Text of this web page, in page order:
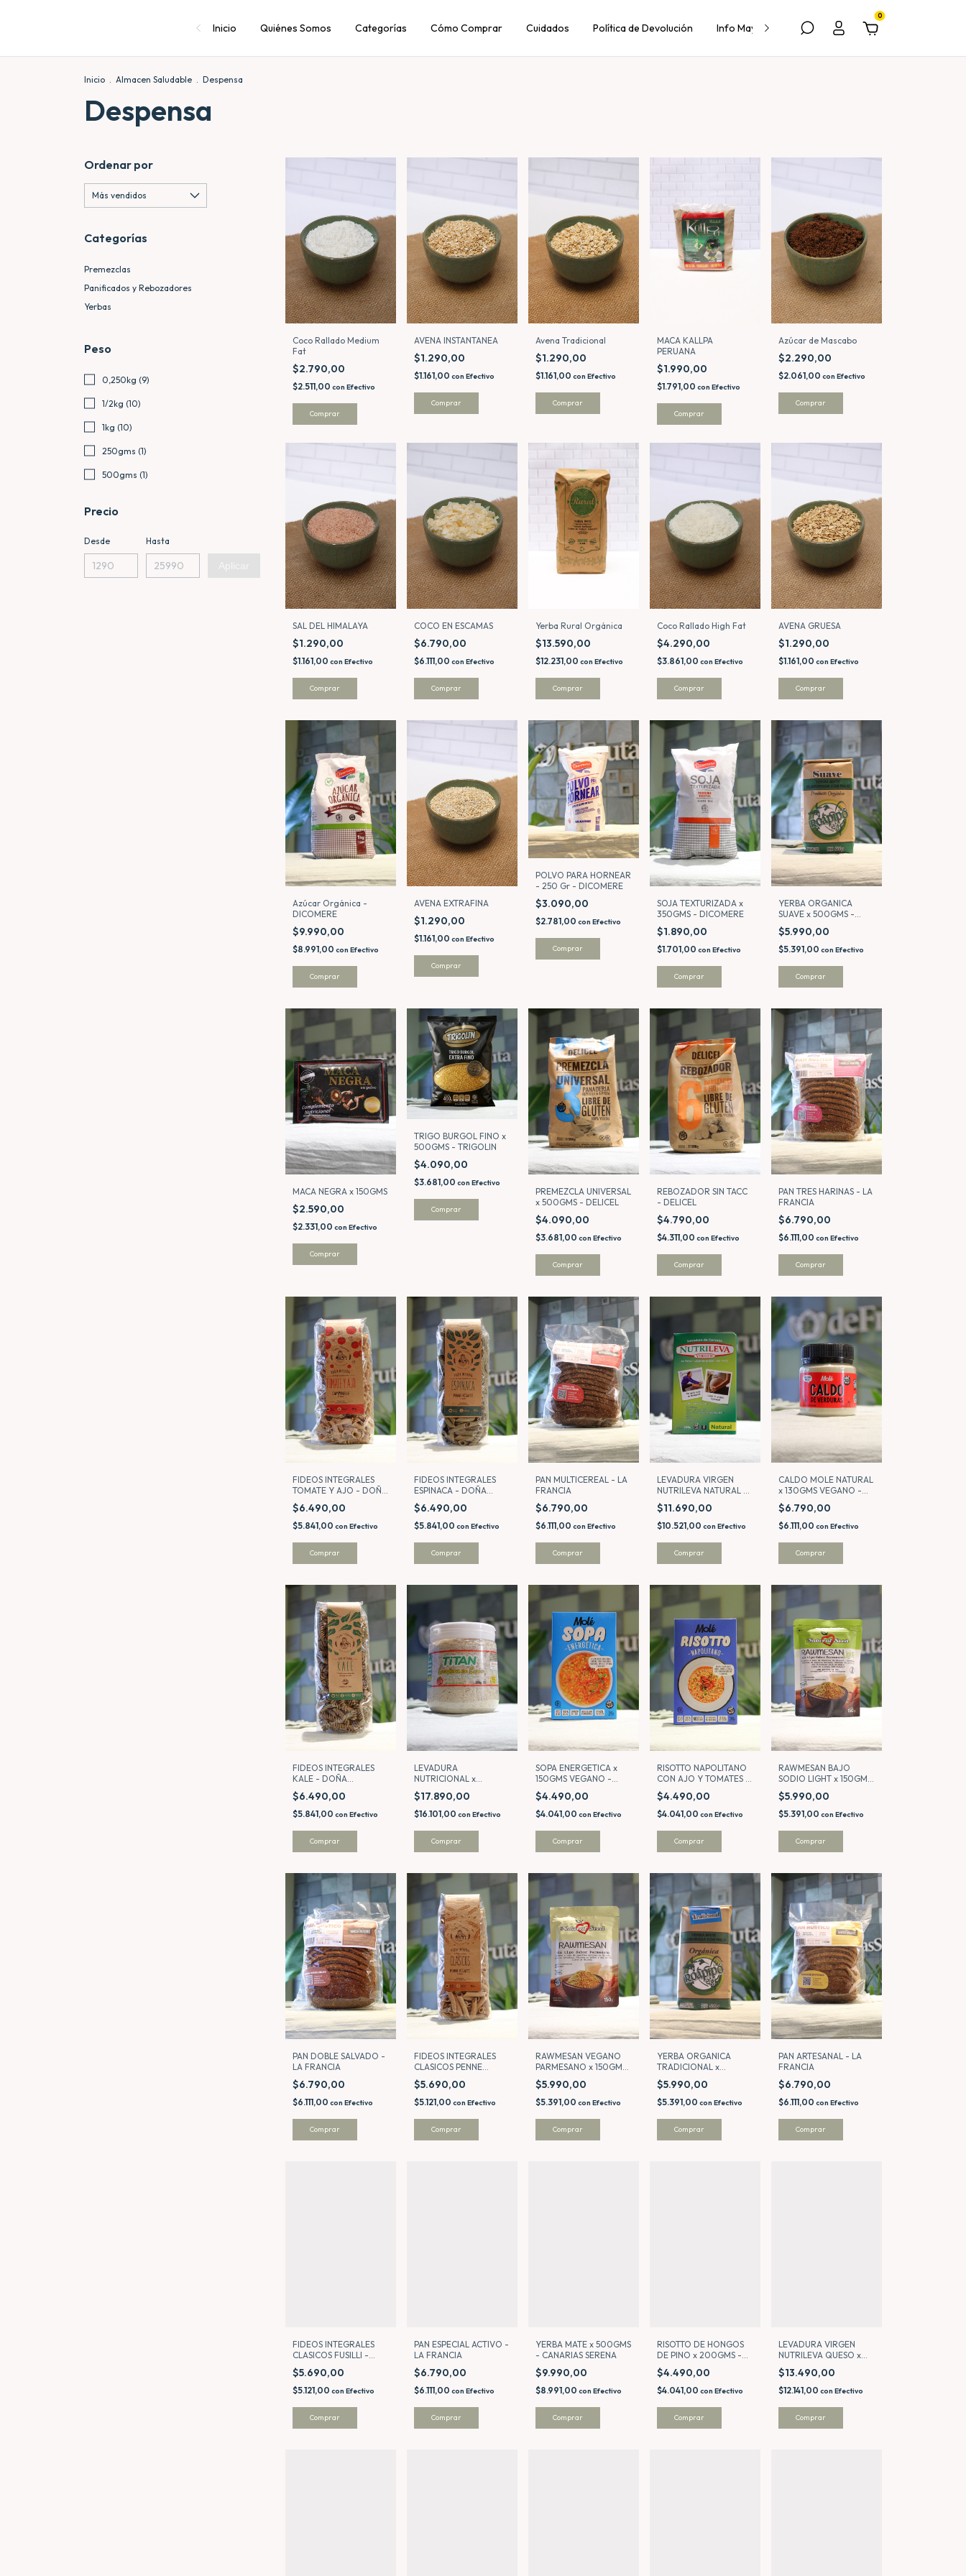
Inicio Quiénes Somos Categorías Cómo Comprar Cuidados Política de Devolución Info Mayorista Contacto
0
Inicio . Almacen Saludable . Despensa
Despensa
Ordenar por
Categorías
Premezclas
Panificados y Rebozadores
Yerbas
Peso
0,250kg (9)
1/2kg (10)
1kg (10)
250gms (1)
500gms (1)
Precio
Desde Hasta
Aplicar
Coco Rallado Medium
Fat
$2.790,00
$2.511,00 con Efectivo
Comprar
AVENA INSTANTANEA
$1.290,00
$1.161,00 con Efectivo
Comprar
Avena Tradicional
$1.290,00
$1.161,00 con Efectivo
Comprar
MACA KALLPA
PERUANA
$1.990,00
$1.791,00 con Efectivo
Comprar
Azúcar de Mascabo
$2.290,00
$2.061,00 con Efectivo
Comprar
SAL DEL HIMALAYA
$1.290,00
$1.161,00 con Efectivo
Comprar
COCO EN ESCAMAS
$6.790,00
$6.111,00 con Efectivo
Comprar
Yerba Rural Orgánica
$13.590,00
$12.231,00 con Efectivo
Coco Rallado High Fat
$4.290,00
$3.861,00 con Efectivo
Comprar
AVENA GRUESA
$1.290,00
$1.161,00 con Efectivo
Comprar
Azúcar Orgánica -
DICOMERE
$9.990,00
$8.991,00 con Efectivo
AVENA EXTRAFINA
$1.290,00
$1.161,00 con Efectivo
Comprar
POLVO PARA HORNEAR
- 250 Gr - DICOMERE
$3.090,00
$2.781,00 con Efectivo
SOJA TEXTURIZADA x
350GMS - DICOMERE
$1.890,00
$1.701,00 con Efectivo
YERBA ORGANICA
SUAVE x 500GMS -
ROAPIPO
$5.990,00
$5.391,00 con Efectivo
MACA NEGRA x 150GMS
$2.590,00
$2.331,00 con Efectivo
TRIGO BURGOL FINO x
500GMS - TRIGOLIN
$4.090,00
$3.681,00 con Efectivo
PREMEZCLA UNIVERSAL
x 500GMS - DELICEL
$4.090,00
$3.681,00 con Efectivo
REBOZADOR SIN TACC
- DELICEL
$4.790,00
$4.311,00 con Efectivo
PAN TRES HARINAS - LA
FRANCIA
$6.790,00
$6.111,00 con Efectivo
FIDEOS INTEGRALES
TOMATE Y AJO - DOÑA
DOMINGA
$6.490,00
$5.841,00 con Efectivo
FIDEOS INTEGRALES
ESPINACA - DOÑA
DOMINGA
$6.490,00
$5.841,00 con Efectivo
PAN MULTICEREAL - LA
FRANCIA
$6.790,00
$6.111,00 con Efectivo
LEVADURA VIRGEN
NUTRILEVA NATURAL x
200GMS
$11.690,00
$10.521,00 con Efectivo
CALDO MOLE NATURAL
x 130GMS VEGANO -
MOLE
$6.790,00
$6.111,00 con Efectivo
FIDEOS INTEGRALES
KALE - DOÑA
DOMINGA
$6.490,00
$5.841,00 con Efectivo
LEVADURA
NUTRICIONAL x
200GMS - TITAN
$17.890,00
$16.101,00 con Efectivo
SOPA ENERGETICA x
150GMS VEGANO -
MOLE
$4.490,00
$4.041,00 con Efectivo
RISOTTO NAPOLITANO
CON AJO Y TOMATES x
200GMS - MOLE
$4.490,00
$4.041,00 con Efectivo
RAWMESAN BAJO
SODIO LIGHT x 150GMS
- NATURAL SEED
$5.990,00
$5.391,00 con Efectivo
PAN DOBLE SALVADO -
LA FRANCIA
$6.790,00
$6.111,00 con Efectivo
FIDEOS INTEGRALES
CLASICOS PENNE
RIGATTI - DOÑA
DOMINGA
$5.690,00
$5.121,00 con Efectivo
RAWMESAN VEGANO
PARMESANO x 150GMS
- NATURAL SEED
$5.990,00
$5.391,00 con Efectivo
YERBA ORGANICA
TRADICIONAL x
500GMS - ROAPIPO
$5.990,00
$5.391,00 con Efectivo
PAN ARTESANAL - LA
FRANCIA
$6.790,00
$6.111,00 con Efectivo
FIDEOS INTEGRALES
CLASICOS FUSILLI -
DOÑA DOMINGA
$5.690,00
$5.121,00 con Efectivo
PAN ESPECIAL ACTIVO -
LA FRANCIA
$6.790,00
$6.111,00 con Efectivo
YERBA MATE x 500GMS
- CANARIAS SERENA
$9.990,00
$8.991,00 con Efectivo
RISOTTO DE HONGOS
DE PINO x 200GMS -
MOLE
$4.490,00
$4.041,00 con Efectivo
LEVADURA VIRGEN
NUTRILEVA QUESO x
200GMS
$13.490,00
$12.141,00 con Efectivo